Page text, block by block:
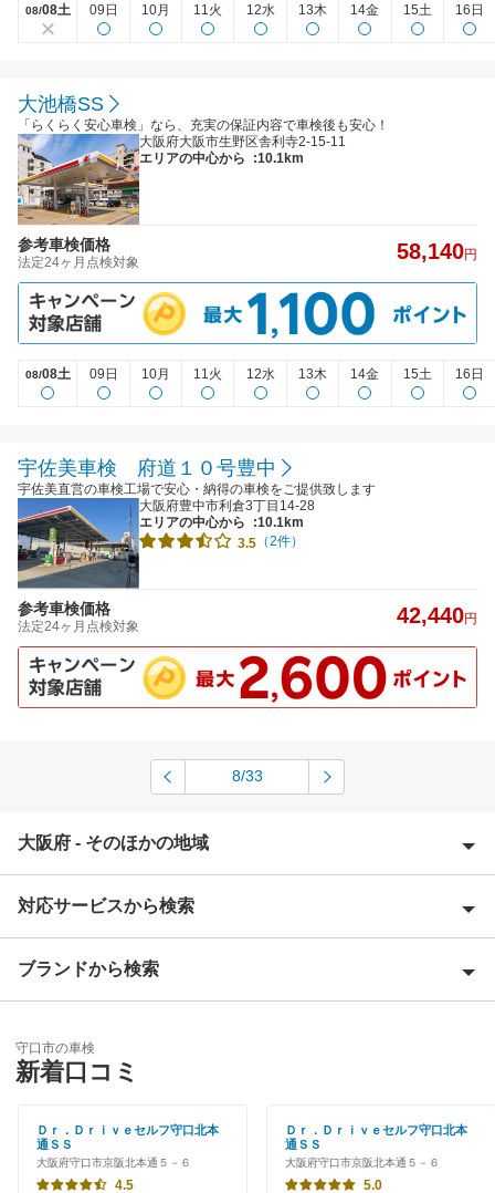
08/08土 09日 10月 11火 12水 13木 14金 15土 16日
大池橋SS
「らくらく安心車検」なら、充実の保証内容で車検後も安心！
大阪府大阪市生野区舎利寺2-15-11
エリアの中心から
:10.1km
参考車検価格
法定24ヶ月点検対象 58,140円
08/08土 09日 10月 11火 12水 13木 14金 15土 16日
宇佐美車検 府道１０号豊中
宇佐美直営の車検工場で安心・納得の車検をご提供致します
大阪府豊中市利倉3丁目14-28
エリアの中心から
:10.1km
3.5 （2件）
参考車検価格
法定24ヶ月点検対象 42,440円
8/33
大阪府 - そのほかの地域
池田市
泉佐野市
和泉市
茨木市
大阪狭山市
貝塚市
対応サービスから検索
Award 受賞店
特典あり
新車初回割りあり
ブランドから検索
「車検の速太郎」
アップル車検
オートバックス
守口市の車検
新着口コミ
Ｄｒ．Ｄｒｉｖｅセルフ守口北本
通ＳＳ
大阪府守口市京阪北本通５－６
4.5
Ｄｒ．Ｄｒｉｖｅセルフ守口北本
通ＳＳ
大阪府守口市京阪北本通５－６
5.0